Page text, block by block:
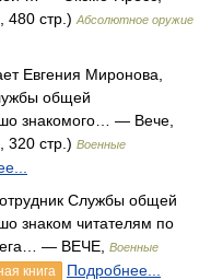
480 стр.) Абсолютное оружие
Евгения Миронова,
общей
знакомого… — Вече,
320 стр.) Военные
Службы общей
знаком читателям по
— ВЕЧЕ,
Военные
книга
Подробнее...